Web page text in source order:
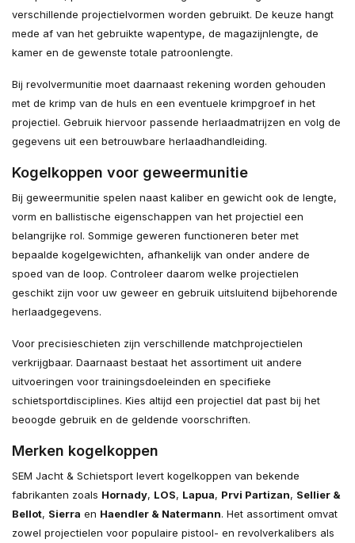
verschillende projectielvormen worden gebruikt. De keuze hangt
mede af van het gebruikte wapentype, de magazijnlengte, de
kamer en de gewenste totale patroonlengte.
Bij revolvermunitie moet daarnaast rekening worden gehouden
met de krimp van de huls en een eventuele krimpgroef in het
projectiel. Gebruik hiervoor passende herlaadmatrijzen en volg de
gegevens uit een betrouwbare herlaadhandleiding.
Kogelkoppen voor geweermunitie
Bij geweermunitie spelen naast kaliber en gewicht ook de lengte,
vorm en ballistische eigenschappen van het projectiel een
belangrijke rol. Sommige geweren functioneren beter met
bepaalde kogelgewichten, afhankelijk van onder andere de
spoed van de loop. Controleer daarom welke projectielen
geschikt zijn voor uw geweer en gebruik uitsluitend bijbehorende
herlaadgegevens.
Voor precisieschieten zijn verschillende matchprojectielen
verkrijgbaar. Daarnaast bestaat het assortiment uit andere
uitvoeringen voor trainingsdoeleinden en specifieke
schietsportdisciplines. Kies altijd een projectiel dat past bij het
beoogde gebruik en de geldende voorschriften.
Merken kogelkoppen
SEM Jacht & Schietsport levert kogelkoppen van bekende
fabrikanten zoals Hornady, LOS, Lapua, Prvi Partizan, Sellier &
Bellot, Sierra en Haendler & Natermann. Het assortiment omvat
zowel projectielen voor populaire pistool- en revolverkalibers als